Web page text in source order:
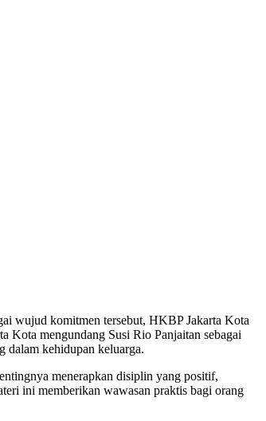
wujud komitmen tersebut, HKBP Jakarta Kota
Kota mengundang Susi Rio Panjaitan sebagai
dalam kehidupan keluarga.
menerapkan disiplin yang positif,
ini memberikan wawasan praktis bagi orang